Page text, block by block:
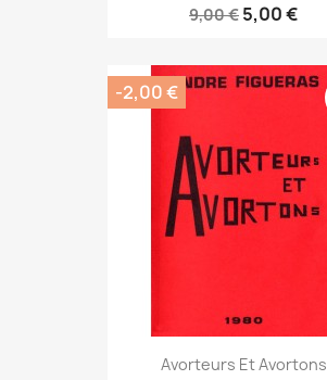
9,00 € 5,00 €
Avorteurs Et Avortons
-2,00 €